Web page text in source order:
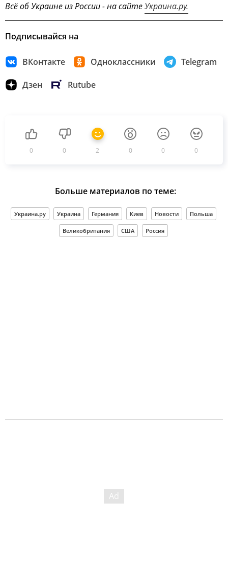
Всё об Украине из России - на сайтеУкраина.ру.
Подписывайся на
ВКонтакте Одноклассники Telegram
Дзен Rutube
0 0 2 0 0 0
Больше материалов по теме:
Украина.ру Украина Германия Киев Новости Польша
Великобритания США Россия